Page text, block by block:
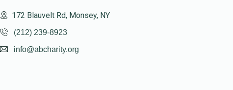
172 Blauvelt Rd, Monsey, NY
(212) 239-8923
info@abcharity.org